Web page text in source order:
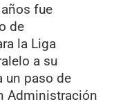
fue
de
la Liga
a su
un paso de
Administración